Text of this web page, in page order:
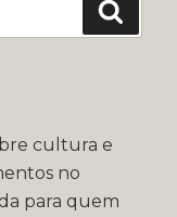
cultura e
no
para quem